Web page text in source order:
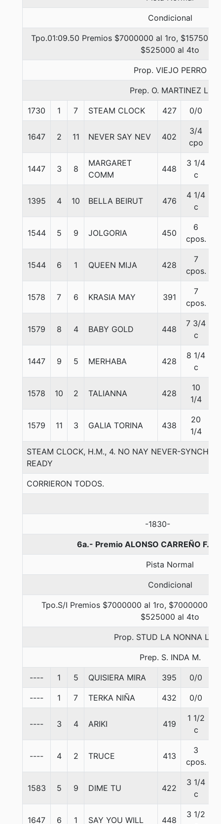
Condicional
Tpo.01:09.50 Premios $7000000 al 1ro,
$525000 al 4to
Prop. VIEJO PERRO
Prep. O. MARTINEZ L.
1730 1 7 STEAM CLOCK 427 0/0
1647 2 11 NEVER SAY NEV 402
3/4
cpo
1447 3 8
MARGARET
COMM
448
3 1/4
c
1395 4 10 BELLA BEIRUT 476
4 1/4
c
1544 5 9 JOLGORIA 450
6
cpos.
1544 6 1 QUEEN MIJA 428
7
cpos.
1578 7 6 KRASIA MAY 391
7
cpos.
1579 8 4 BABY GOLD 448
7 3/4
c
1447 9 5 MERHABA 428
8 1/4
c
1578 10 2 TALIANNA 428
10
1/4
1579 11 3 GALIA TORINA 438
20
1/4
STEAM CLOCK, H.M., 4. NO NAY NEVER-
READY
CORRIERON TODOS.
-1830-
6a.- Premio ALONSO CARREÑO F.,
Pista Normal
Condicional
Tpo.S/I Premios $7000000 al 1ro, $7000000
$525000 al 4to
Prop. STUD LA NONNA
Prep. S. INDA M.
---- 1 5 QUISIERA MIRA 395 0/0
---- 1 7 TERKA NIÑA 432 0/0
---- 3 4 ARIKI 419
1 1/2
c
---- 4 2 TRUCE 413
3
cpos.
1583 5 9 DIME TU 422
3 1/4
c
1647 6 1 SAY YOU WILL 448
3 1/2